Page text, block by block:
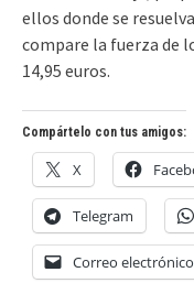
ellos donde se
compare la fuerza de
14,95 euros.
Compártelo con tus amigos:
X
Telegram
Correo electrónico